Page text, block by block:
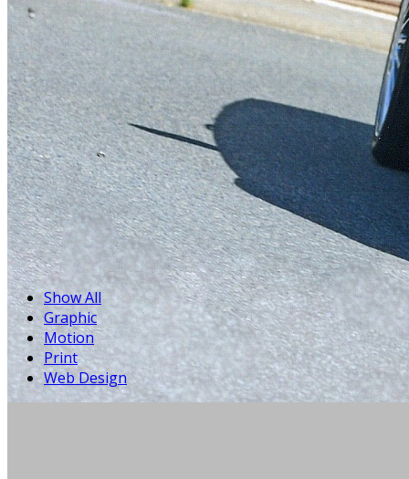
Show All
Graphic
Motion
Print
Web Design